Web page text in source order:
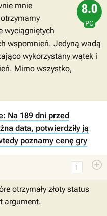
8.0
PC
mnie
wyciągniętych
wspomnień. Jedyną wadą
wykorzystany wątek i
Mimo wszystko,
Na 189 dni przed
data, potwierdziły ją
poznamy cenę gry
1
otrzymały złoty status
argument.